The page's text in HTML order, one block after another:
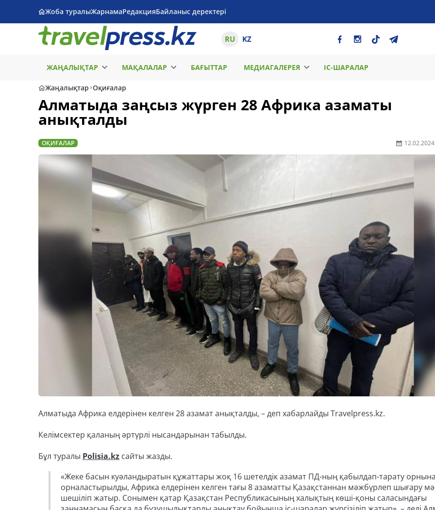
Жоба туралыЖарнамаРедакцияБайланыс деректері
RU KZ
ЖАҢАЛЫҚТАР МАҚАЛАЛАР БАҒЫТТАР МЕДИАГАЛЕРЕЯ ІС-ШАРАЛАР
Жаңалықтар Оқиғалар
Алматыда заңсыз жүрген 28 Африка азаматы
анықталды
ОҚИҒАЛАР 12.02.2024
Алматыда Африка елдерінен келген 28 азамат анықталды, – деп хабарлайды Travelpress.kz.
Келімсектер қаланың әртүрлі нысандарынан табылды.
Бұл туралы Polisia.kz сайты жазды.
«Жеке басын куәландыратын құжаттары жоқ 16 шетелдік азамат ПД-ның қабылдап-тарату
орналастырылды, Африка елдерінен келген тағы 8 азаматты Қазақстаннан мәжбүрлеп шығару
шешіліп жатыр. Сонымен қатар Қазақстан Республикасының халықтың көші-қоны саласындағы